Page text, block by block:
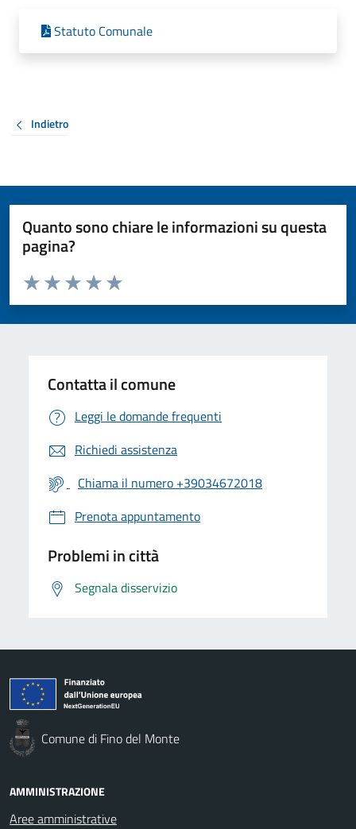
Statuto Comunale
Indietro
Quanto sono chiare le informazioni su questa
pagina?
Valuta da 1 a 5 stelle la pagina
Valuta 5 stelle su 5
Valuta 4 stelle su 5
Valuta 3 stelle su 5
Valuta 2 stelle su 5
Valuta 1 stelle su 5
Contatta il comune
Leggi le domande frequenti
Richiedi assistenza
Chiama il numero +39034672018
Prenota appuntamento
Problemi in città
Segnala disservizio
Comune di Fino del Monte
AMMINISTRAZIONE
Aree amministrative